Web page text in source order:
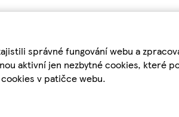
správné fungování webu a
aktivní jen nezbytné cookies, které
v patičce webu.